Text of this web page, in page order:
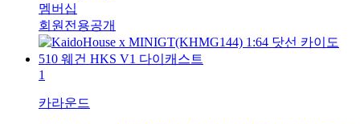
멤버십
회원전용공개
1
카라운드